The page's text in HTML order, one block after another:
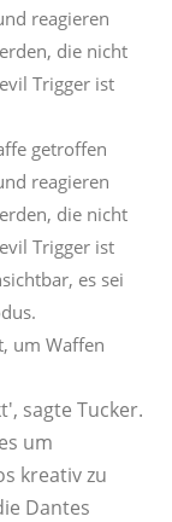
reagieren
die nicht
Trigger ist
getroffen
reagieren
die nicht
Trigger ist
es sei
um Waffen
sagte Tucker.
um
kreativ zu
Dantes